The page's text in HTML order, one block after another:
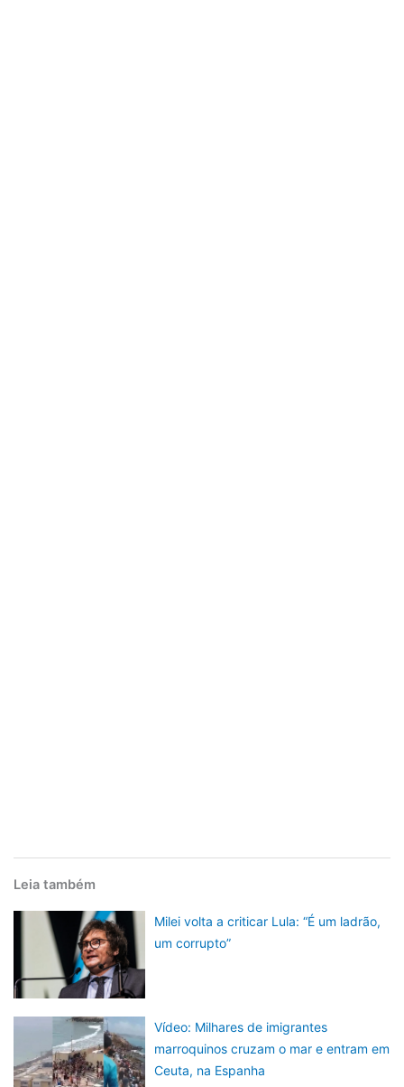
Leia também
Milei volta a criticar Lula: “É um ladrão,
um corrupto”
Vídeo: Milhares de imigrantes
marroquinos cruzam o mar e entram em
Ceuta, na Espanha